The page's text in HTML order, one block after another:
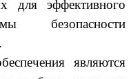
для эффективного
безопасности
являются